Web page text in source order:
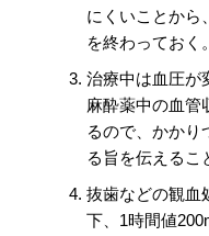
にくいことから
を終わっておく。
治療中は血圧が
麻酔薬中の血管
るので、かかり
る旨を伝えるこ
抜歯などの観血
下、1時間値